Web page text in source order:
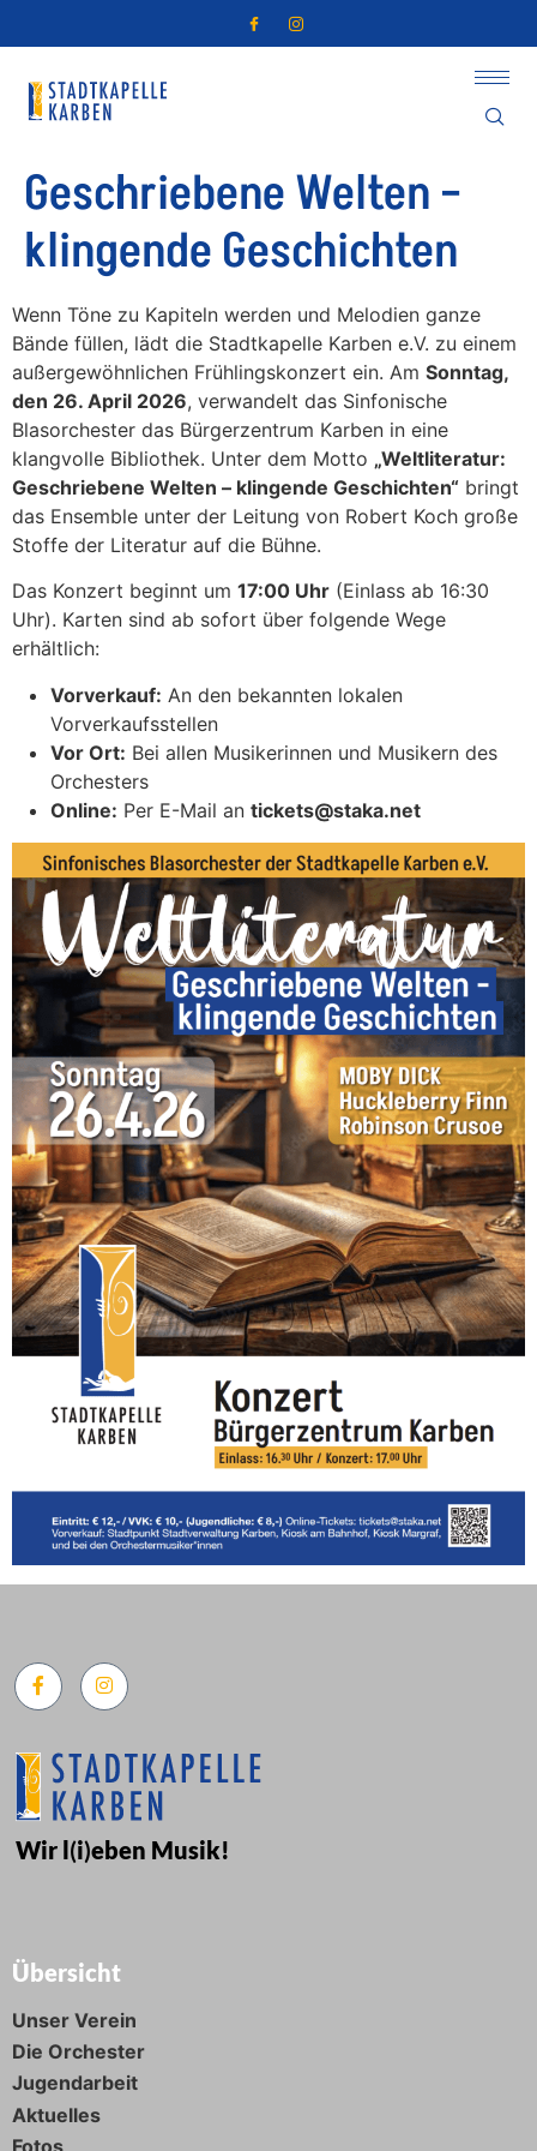
Geschriebene Welten –
klingende Geschichten
Wenn Töne zu Kapiteln werden und Melodien ganze
Bände füllen, lädt die Stadtkapelle Karben e.V. zu einem
außergewöhnlichen Frühlingskonzert ein. Am Sonntag,
den 26. April 2026, verwandelt das Sinfonische
Blasorchester das Bürgerzentrum Karben in eine
klangvolle Bibliothek. Unter dem Motto „Weltliteratur:
Geschriebene Welten – klingende Geschichten“ bringt
das Ensemble unter der Leitung von Robert Koch große
Stoffe der Literatur auf die Bühne.
Das Konzert beginnt um 17:00 Uhr (Einlass ab 16:30
Uhr). Karten sind ab sofort über folgende Wege
erhältlich:
Vorverkauf: An den bekannten lokalen
Vorverkaufsstellen
Vor Ort: Bei allen Musikerinnen und Musikern des
Orchesters
Online: Per E-Mail an tickets@staka.net
Wir l(i)eben Musik!
Übersicht
Unser Verein
Die Orchester
Jugendarbeit
Aktuelles